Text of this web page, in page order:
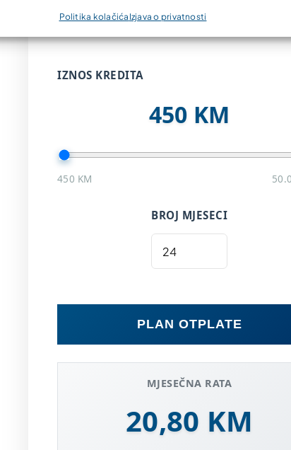
Politika kolačića Izjava o privatnosti
Izračunajte svoju mjesečnu ratu brzo i
IZNOS KREDITA
450 KM
450 KM
BROJ MJESECI
PLAN OTPLATE
MJESEČNA RATA
20,80 KM